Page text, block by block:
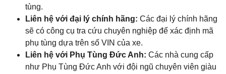
tùng.
Liên hệ với đại lý chính hãng: Các đại lý chính hãng
sẽ có công cụ tra cứu chuyên nghiệp để xác định mã
phụ tùng dựa trên số VIN của xe.
Liên hệ với Phụ Tùng Đức Anh: Các nhà cung cấp
như Phụ Tùng Đức Anh với đội ngũ chuyên viên giàu